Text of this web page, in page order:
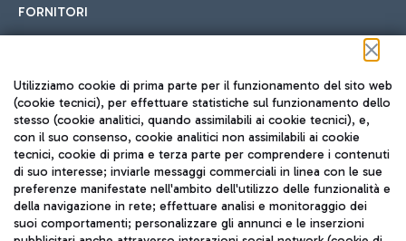
FORNITORI
Seguici sui social
TRAVEL JOURNAL
ITA
Utilizziamo cookie di prima parte per il funzionamento del sito web
(cookie tecnici), per effettuare statistiche sul funzionamento dello
stesso (cookie analitici, quando assimilabili ai cookie tecnici), e,
con il suo consenso, cookie analitici non assimilabili ai cookie
tecnici, cookie di prima e terza parte per comprendere i contenuti
di suo interesse; inviarle messaggi commerciali in linea con le sue
preferenze manifestate nell'ambito dell'utilizzo delle funzionalità e
della navigazione in rete; effettuare analisi e monitoraggio dei
suoi comportamenti; personalizzare gli annunci e le inserzioni